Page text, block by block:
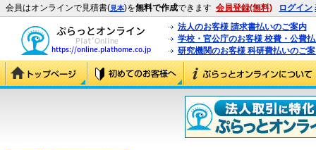
会員はオンラインで見積書(見本)を無料で作成できます 会員登録(無料) ログイン
法人のお客様 請求書払いのご案内
学校・官公庁のお客様 校費・公費
研究機関のお客様 科研費払いのご